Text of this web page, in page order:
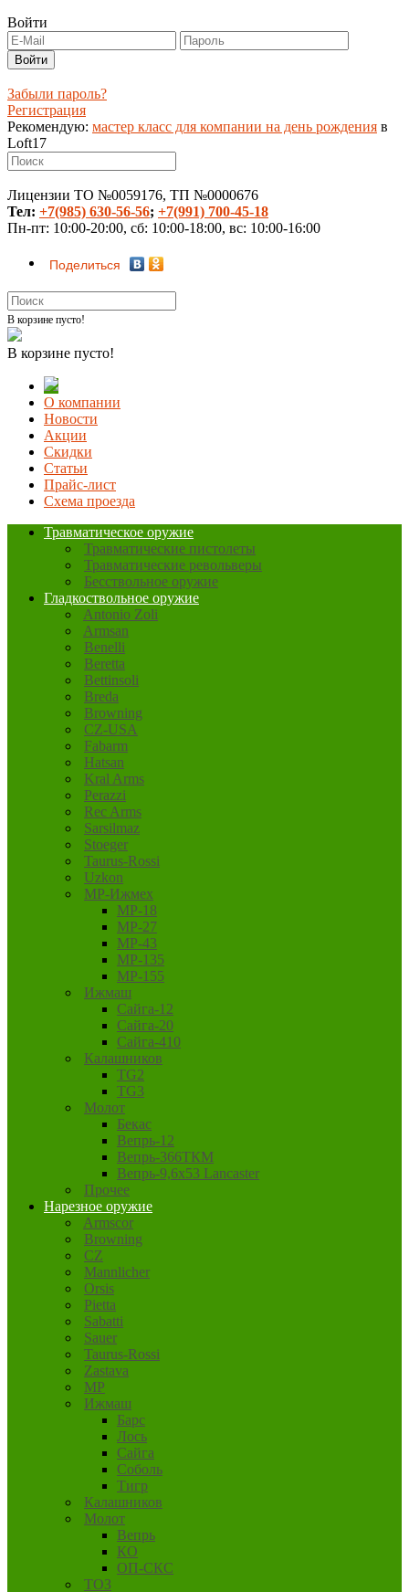
Войти
Забыли пароль?
Регистрация
Рекомендую: мастер класс для компании на день рождения в
Loft17
Лицензии ТО №0059176, ТП №0000676
Тел: +7(985) 630-56-56; +7(991) 700-45-18
Пн-пт: 10:00-20:00, сб: 10:00-18:00, вс: 10:00-16:00
Поделиться
В корзине пусто!
В корзине пусто!
О компании
Новости
Акции
Скидки
Статьи
Прайс-лист
Схема проезда
Травматическое оружие
Травматические пистолеты
Травматические револьверы
Бесствольное оружие
Гладкоствольное оружие
Antonio Zoli
Armsan
Benelli
Beretta
Bettinsoli
Breda
Browning
CZ-USA
Fabarm
Hatsan
Kral Arms
Perazzi
Rec Arms
Sarsilmaz
Stoeger
Taurus-Rossi
Uzkon
MP-Ижмех
MP-18
MP-27
MP-43
MP-135
MP-155
Ижмаш
Сайга-12
Сайга-20
Сайга-410
Калашников
TG2
TG3
Молот
Бекас
Вепрь-12
Вепрь-366ТКМ
Вепрь-9,6х53 Lancaster
Прочее
Нарезное оружие
Armscor
Browning
CZ
Mannlicher
Orsis
Pietta
Sabatti
Sauer
Taurus-Rossi
Zastava
MP
Ижмаш
Барс
Лось
Сайга
Соболь
Тигр
Калашников
Молот
Вепрь
КО
ОП-СКС
ТОЗ